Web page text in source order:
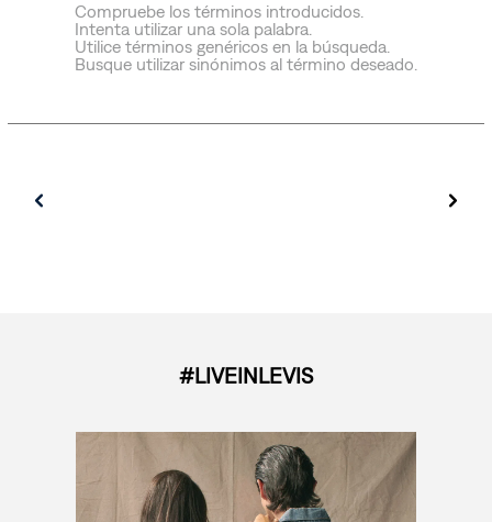
Compruebe los términos introducidos.
Intenta utilizar una sola palabra.
Utilice términos genéricos en la búsqueda.
Busque utilizar sinónimos al término deseado.
#LIVEINLEVIS